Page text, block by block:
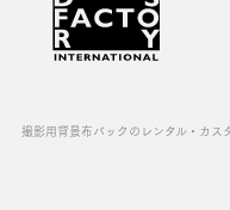
撮影用背景布バックのレンタル・カス